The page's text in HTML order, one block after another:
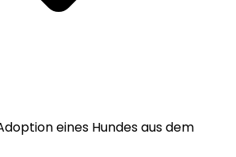
eines Hundes aus dem